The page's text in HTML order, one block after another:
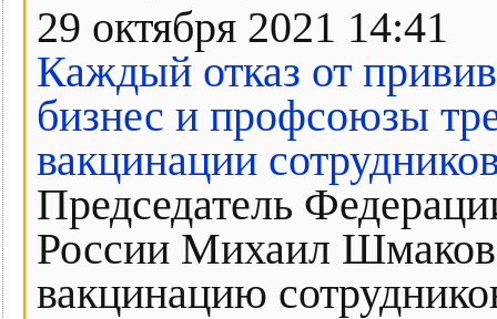
29 октября 2021 14:41
Каждый отказ от
бизнес и профсоюзы
вакцинации
Председатель
России Михаил Шмаков
вакцинацию